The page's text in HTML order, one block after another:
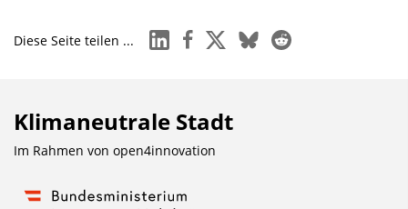
Diese Seite teilen ... linkedinfacebook
x blueskyreddit
Klimaneutrale Stadt
Im Rahmen von open4innovation